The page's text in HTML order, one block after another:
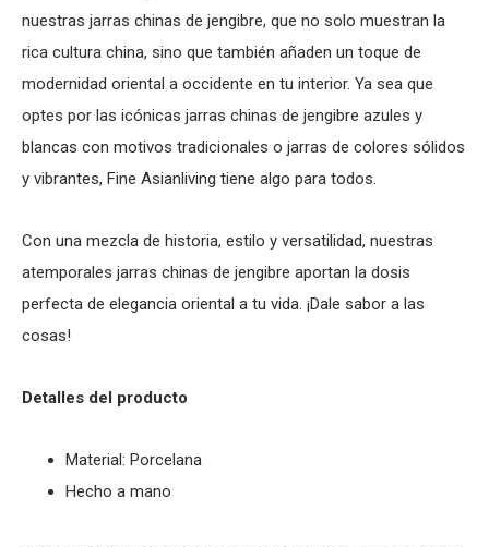
nuestras jarras chinas de jengibre, que no solo muestran la
rica cultura china, sino que también añaden un toque de
modernidad oriental a occidente en tu interior. Ya sea que
optes por las icónicas jarras chinas de jengibre azules y
blancas con motivos tradicionales o jarras de colores sólidos
y vibrantes, Fine Asianliving tiene algo para todos.
Con una mezcla de historia, estilo y versatilidad, nuestras
atemporales jarras chinas de jengibre aportan la dosis
perfecta de elegancia oriental a tu vida. ¡Dale sabor a las
cosas!
Detalles del producto
Material: Porcelana
Hecho a mano